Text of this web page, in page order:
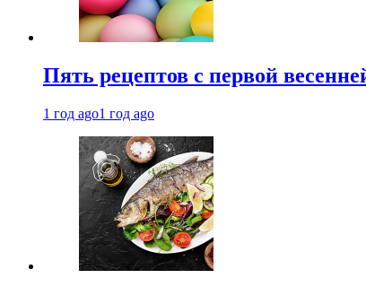
Пять рецептов с первой
1 год ago1 год ago